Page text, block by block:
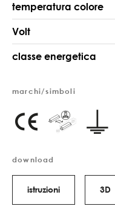
temperatura colore
Volt
classe energetica
marchi/simboli
download
istruzioni 3D